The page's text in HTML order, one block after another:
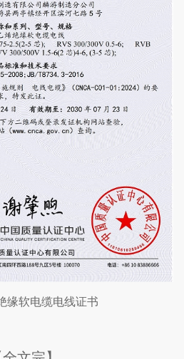
缘软电缆电线证书